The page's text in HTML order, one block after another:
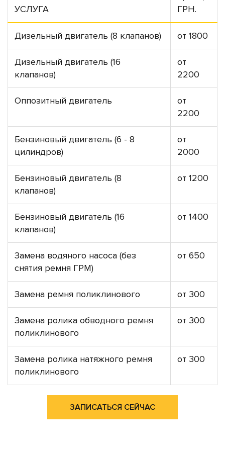
УСЛУГА
ГРН.
Дизельный двигатель (8 клапанов) от 1800
Дизельный двигатель (16
клапанов)
от
2200
Оппозитный двигатель
от
2200
Бензиновый двигатель (6 - 8
цилиндров)
от
2000
Бензиновый двигатель (8
клапанов)
от 1200
Бензиновый двигатель (16
клапанов)
от 1400
Замена водяного насоса (без
снятия ремня ГРМ)
от 650
Замена ремня поликлинового от 300
Замена ролика обводного ремня
поликлинового
от 300
Замена ролика натяжного ремня
поликлинового
от 300
ЗАПИСАТЬСЯ СЕЙЧАС